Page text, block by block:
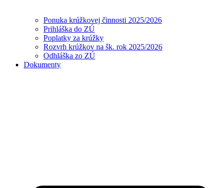
Ponuka krúžkovej činnosti 2025/2026
Prihláška do ZÚ
Poplatky za krúžky
Rozvrh krúžkov na šk. rok 2025/2026
Odhláška zo ZÚ
Dokumenty